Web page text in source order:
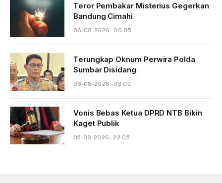
Teror Pembakar Misterius Gegerkan
Bandung Cimahi
06-08-2026 - 06.05
Terungkap Oknum Perwira Polda
Sumbar Disidang
06-08-2026 - 03.05
Vonis Bebas Ketua DPRD NTB Bikin
Kaget Publik
05-08-2026 - 22.05